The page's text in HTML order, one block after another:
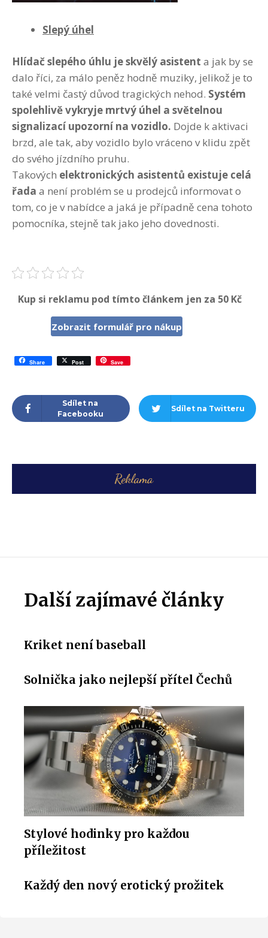
Slepý úhel
Hlídač slepého úhlu je skvělý asistent a jak by se
dalo říci, za málo peněz hodně muziky, jelikož je to
také velmi častý důvod tragických nehod. Systém
spolehlivě vykryje mrtvý úhel a světelnou
signalizací upozorní na vozidlo. Dojde k aktivaci
brzd, ale tak, aby vozidlo bylo vráceno v klidu zpět
do svého jízdního pruhu.
Takových elektronických asistentů existuje celá
řada a není problém se u prodejců informovat o
tom, co je v nabídce a jaká je případně cena tohoto
pomocníka, stejně tak jako jeho dovednosti.
Kup si reklamu pod tímto článkem jen za 50 Kč
Zobrazit formulář pro nákup
Share Post Save
Sdílet na
Facebooku
Sdílet na Twitteru
Další zajímavé články
Kriket není baseball
Solnička jako nejlepší přítel Čechů
Stylové hodinky pro každou
příležitost
Každý den nový erotický prožitek